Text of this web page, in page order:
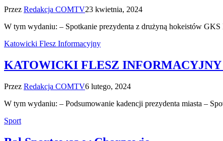
Przez Redakcja COMTV23 kwietnia, 2024
W tym wydaniu: – Spotkanie prezydenta z drużyną hokeistów
Katowicki Flesz Informacyjny
KATOWICKI FLESZ INFORMACYJNY
Przez Redakcja COMTV6 lutego, 2024
W tym wydaniu: – Podsumowanie kadencji prezydenta miasta –
Sport